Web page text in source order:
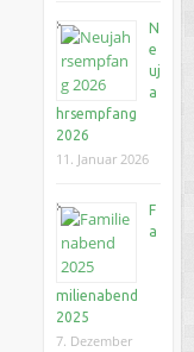
N
e
uj
a
hrsempfang
2026
11. Januar 2026
F
a
milienabend
2025
7. Dezember